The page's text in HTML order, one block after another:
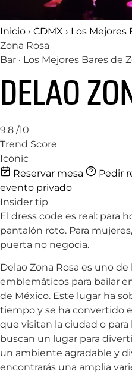
Inicio › CDMX › Los Mejores
Zona Rosa
Bar · Los Mejores Bares de
DELAO
9.8 /10
Trend Score
Iconic
Reservar mesa
Pedir
evento privado
Insider tip
El dress code es real: para
pantalón roto. Para
puerta no negocia.
Delao Zona Rosa es uno
emblemáticos para bailar
de México. Este lugar ha
tiempo y se ha convertido
que visitan la ciudad o
buscan un lugar para
un ambiente agradable y
encontrarás una amplia